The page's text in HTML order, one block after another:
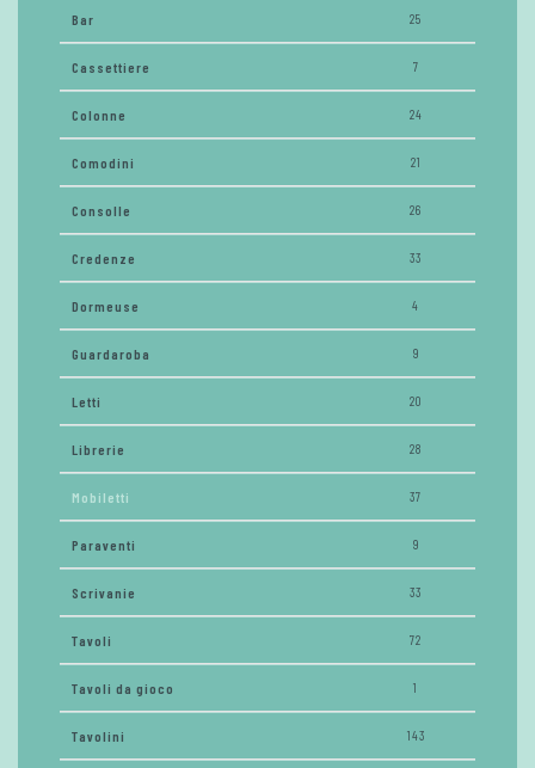
Bar 25
Cassettiere 7
Colonne 24
Comodini 21
Consolle 26
Credenze 33
Dormeuse 4
Guardaroba 9
Letti 20
Librerie 28
Mobiletti 37
Paraventi 9
Scrivanie 33
Tavoli 72
Tavoli da gioco 1
Tavolini 143